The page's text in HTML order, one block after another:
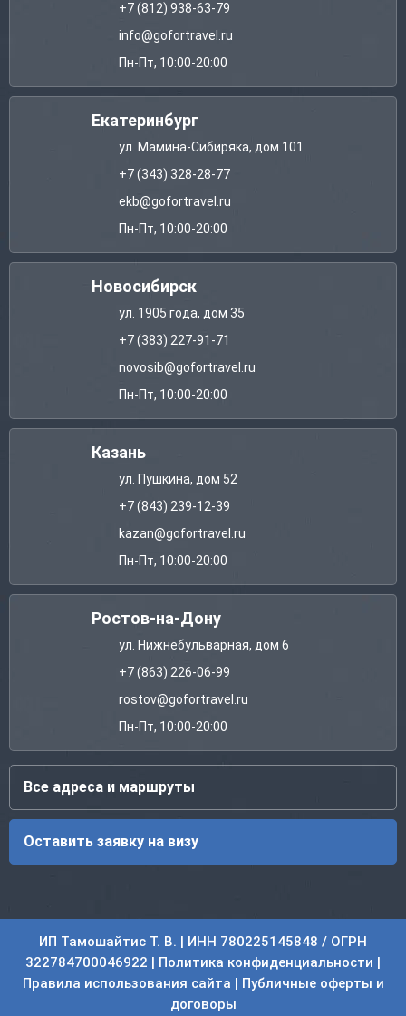
+7 (812) 938-63-79
info@gofortravel.ru
Пн-Пт, 10:00-20:00
Екатеринбург
ул. Мамина-Сибиряка, дом 101
+7 (343) 328-28-77
ekb@gofortravel.ru
Пн-Пт, 10:00-20:00
Новосибирск
ул. 1905 года, дом 35
+7 (383) 227-91-71
novosib@gofortravel.ru
Пн-Пт, 10:00-20:00
Казань
ул. Пушкина, дом 52
+7 (843) 239-12-39
kazan@gofortravel.ru
Пн-Пт, 10:00-20:00
Ростов-на-Дону
ул. Нижнебульварная, дом 6
+7 (863) 226-06-99
rostov@gofortravel.ru
Пн-Пт, 10:00-20:00
Все адреса и маршруты
Оставить заявку на визу
ИП Тамошайтис Т. В. | ИНН 780225145848 / ОГРН
322784700046922 |
Политика конфиденциальности
Правила использования сайта
Публичные оферты и
договоры